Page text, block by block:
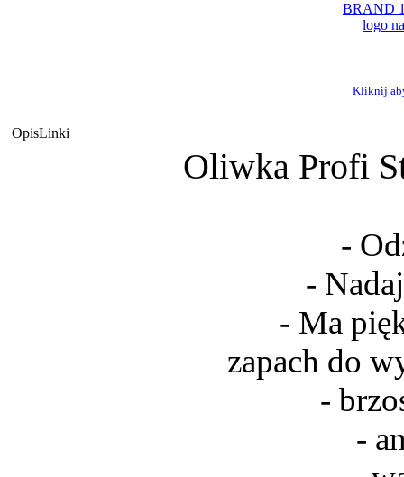
Kliknij
OpisLinki
Oliwka Profi
-
-
- Ma
zapach do
-
-